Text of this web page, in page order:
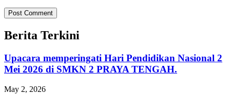
Berita Terkini
Upacara memperingati Hari Pendidikan Nasional 2
Mei 2026 di SMKN 2 PRAYA TENGAH.
May 2, 2026